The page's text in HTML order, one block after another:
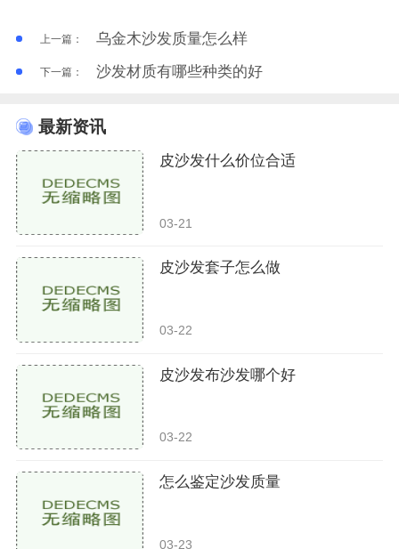
上一篇： 乌金木沙发质量怎么样
下一篇： 沙发材质有哪些种类的好
最新资讯
皮沙发什么价位合适
03-21
皮沙发套子怎么做
03-22
皮沙发布沙发哪个好
03-22
怎么鉴定沙发质量
03-23